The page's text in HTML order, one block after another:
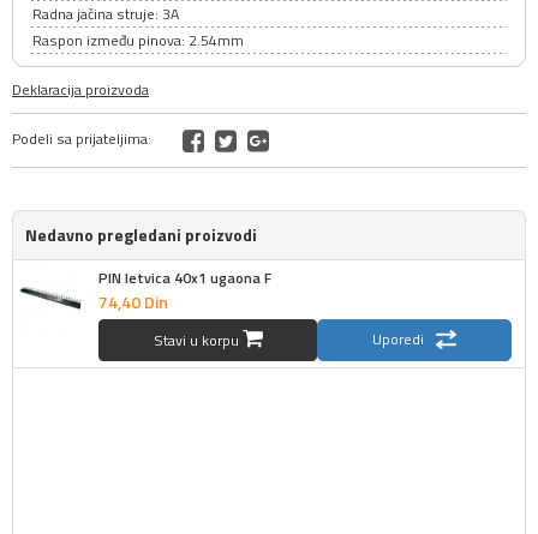
Radna jačina struje: 3A
Raspon između pinova: 2.54mm
Deklaracija proizvoda
Podeli sa prijateljima:
Nedavno pregledani proizvodi
PIN letvica 40x1 ugaona F
74,40Din
Stavi u korpu Uporedi